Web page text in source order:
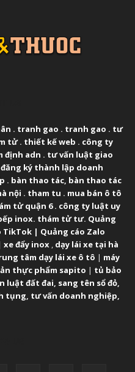
. tranh gao . tranh gao . tư
tử. thiết kế web . công ty
định adn . tư vấn luật giao
đăng ký thành lập doanh
. bàn thao tác, bàn thao tác
nội . tham tu . mua bán ô tô
tử quận 6. công ty luật uy
inox. thám tử tư. Quảng
TikTok| Quảng cáo Zalo
xe đẩy inox, dạy lái xe tại hà
tâm dạy lái xe ô tô | máy
thực phẩm sapito | tủ bảo
luật đất đai, sang tên sổ đỏ,
tụng, tư vấn doanh nghiệp,